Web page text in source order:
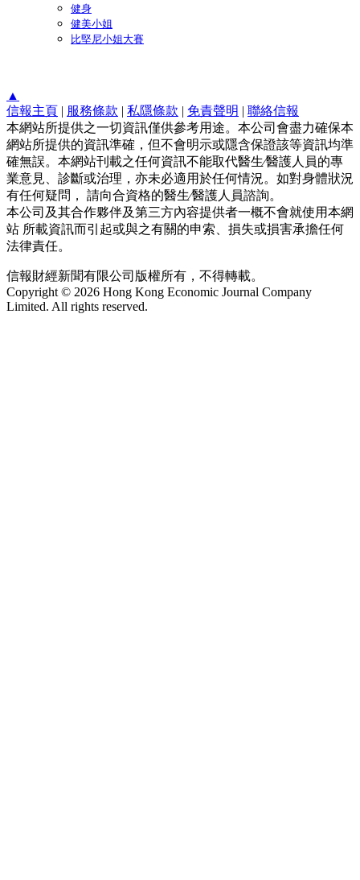
健身
健美小姐
比堅尼小姐大賽
▲
信報主頁 | 服務條款 | 私隱條款 | 免責聲明 | 聯絡信報
本網站所提供之一切資訊僅供參考用途。本公司會盡力確保本
網站所提供的資訊準確，但不會明示或隱含保證該等資訊均準
確無誤。本網站刊載之任何資訊不能取代醫生∕醫護人員的專
業意見、診斷或治理，亦未必適用於任何情況。如對身體狀況
有任何疑問， 請向合資格的醫生∕醫護人員諮詢。
本公司及其合作夥伴及第三方內容提供者一概不會就使用本網
站 所載資訊而引起或與之有關的申索、損失或損害承擔任何
法律責任。
信報財經新聞有限公司版權所有，不得轉載。
Copyright © 2026 Hong Kong Economic Journal Company
Limited. All rights reserved.